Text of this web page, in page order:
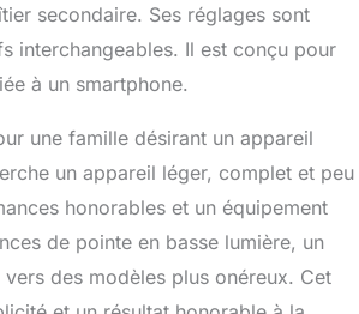
secondaire. Ses réglages sont
interchangeables. Il est conçu pour
à un smartphone.
une famille désirant un appareil
un appareil léger, complet et peu
honorables et un équipement
de pointe en basse lumière, un
des modèles plus onéreux. Cet